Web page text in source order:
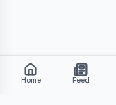
Home Feed